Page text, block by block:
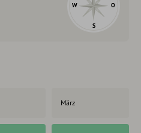
O
S
W
März